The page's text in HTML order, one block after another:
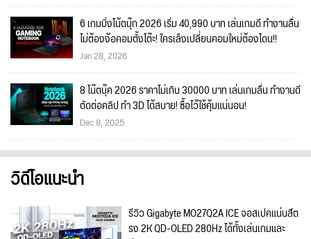
6 เกมมิ่งโน้ตบุ๊ก 2026 เริ่ม 40,990 บาท เล่นเกมดี ทำงานลื่น
ไม่ต้องง้อคอมตั้งโต๊ะ! ใครเล็งเปลี่ยนคอมใหม่ต้องโดน!!
Jan 28, 2026
8 โน๊ตบุ๊ค 2026 ราคาไม่เกิน 30000 บาท เล่นเกมลื่น ทำงานดี
ตัดต่อคลิป ทำ 3D ได้สบาย! ซื้อไว้ใช้คุ้มแน่นอน!
Dec 8, 2025
วิดีโอแนะนำ
รีวิว Gigabyte MO27Q2A ICE จอสเปคแน่นสีต
รง 2K QD-OLED 280Hz ได้ทั้งเล่นเกมและ